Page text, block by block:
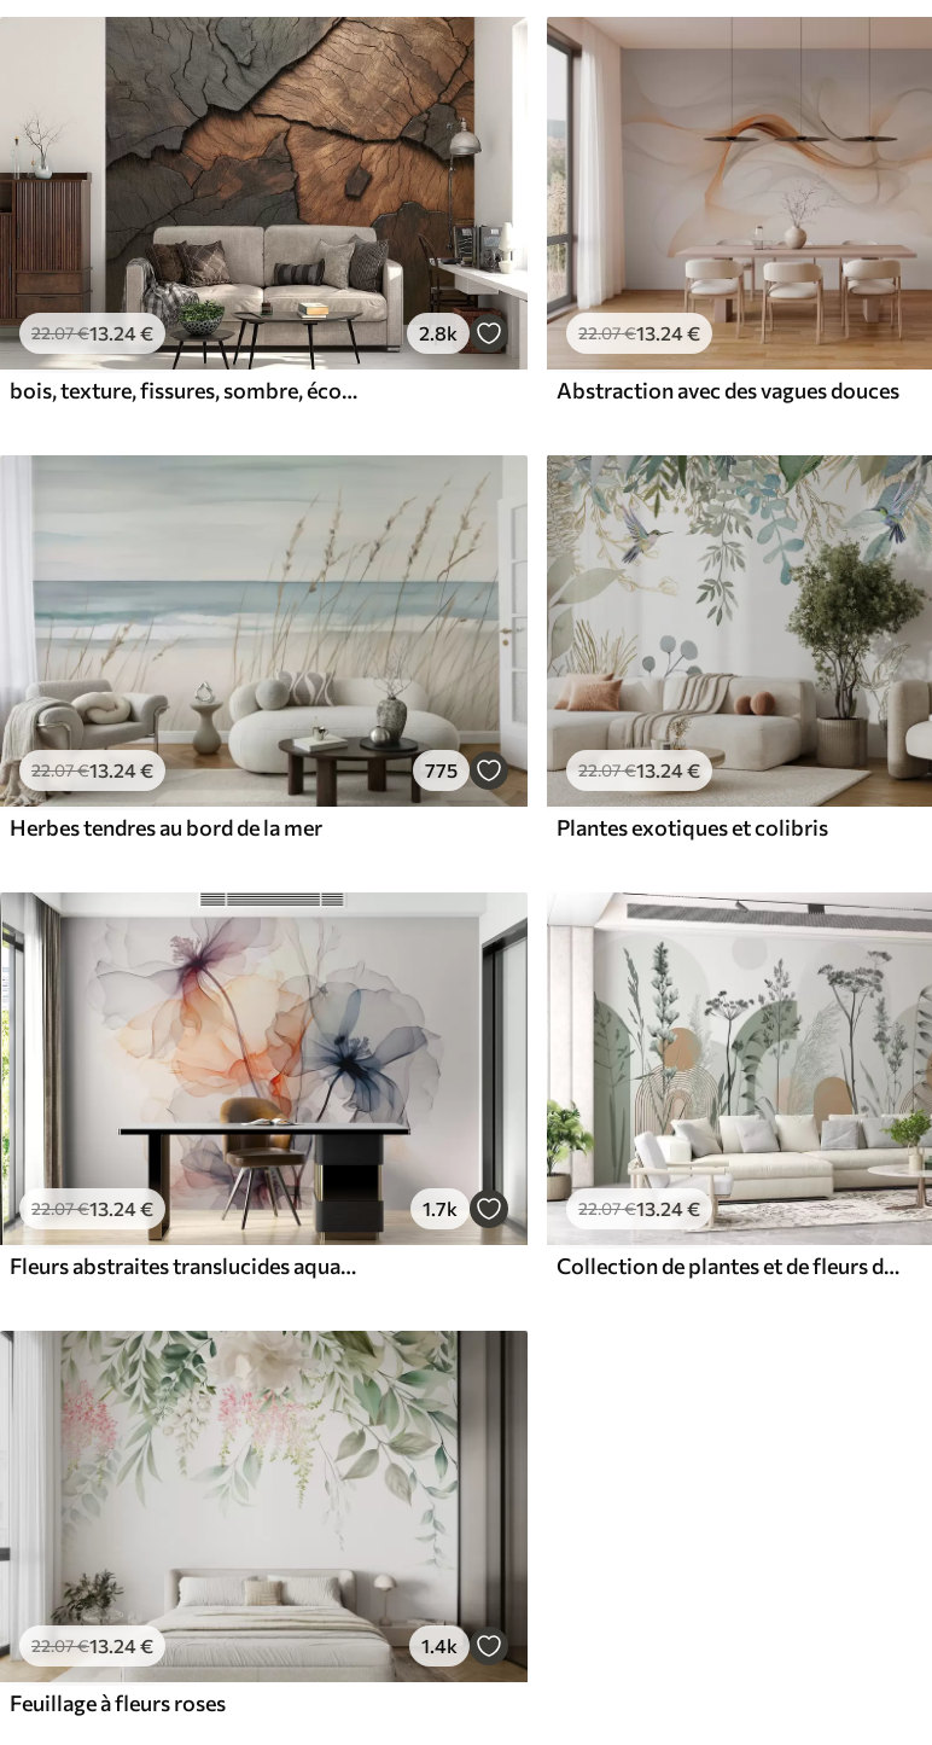
22.07€13 .24€ 2.8k
bois, texture, fissures, sombre, écorce, surface
22.07€13 .24€
Abstraction avec des vagues douces
22.07€13.24€ 775
Herbes tendres au bord de la mer
22.07€13.24€
Plantes exotiques et colibris
22.07€13 .24€ 1.7k
Fleurs abstraites translucides aquarelle liquide
22.07€13 .24€
Collection de plantes et de fleurs dans des tons neutres sur un fond d'arche abstrait dans des teintes vertes et orangées
22.07€13.24€ 1.4k
Feuillage à fleurs roses